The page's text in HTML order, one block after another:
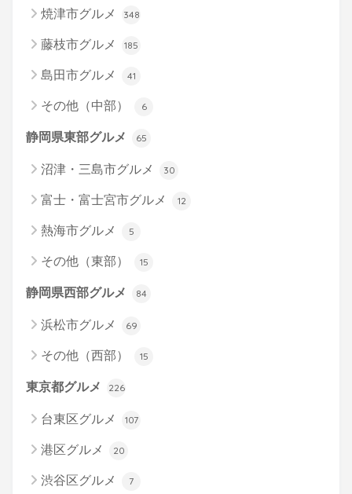
焼津市グルメ 348
藤枝市グルメ 185
島田市グルメ 41
その他（中部） 6
静岡県東部グルメ 65
沼津・三島市グルメ 30
富士・富士宮市グルメ 12
熱海市グルメ 5
その他（東部） 15
静岡県西部グルメ 84
浜松市グルメ 69
その他（西部） 15
東京都グルメ 226
台東区グルメ 107
港区グルメ 20
渋谷区グルメ 7